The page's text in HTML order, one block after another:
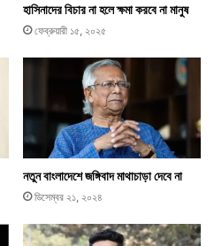
হাসিনাদের বিচার না হলে ক্ষমা করবে না মানুষ
ফেব্রুয়ারী ১৫, ২০২৫
নতুন বাংলাদেশে জঙ্গিবাদ মাথাচাড়া দেবে না
ডিসেম্বর ২১, ২০২৪